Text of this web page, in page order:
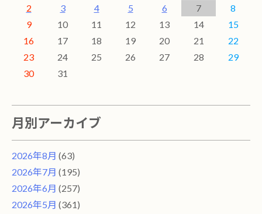
2
3 4 5 6 7
8
9
10 11 12 13 14
15
16
17 18 19 20 21
22
23
24 25 26 27 28
29
30
31
月別アーカイブ
2026年8月 (63)
2026年7月 (195)
2026年6月 (257)
2026年5月 (361)